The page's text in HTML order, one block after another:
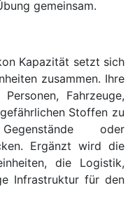
gemeinsam.
Kapazität setzt sich
zusammen. Ihre
Fahrzeuge,
Stoffen zu
oder
Ergänzt wird die
die Logistik,
Infrastruktur für den